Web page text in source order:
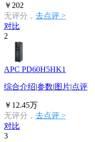
￥202
无评分， 去点评 >
对比
2
APC PD60H5HK1
综合介绍|参数|图片|点评
￥12.45万
无评分， 去点评 >
对比
3